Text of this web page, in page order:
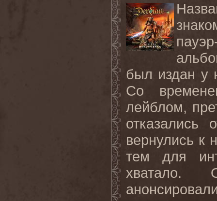
был издан у
Со
лейблом,
отказались
вернулись к
тем для
хватало.